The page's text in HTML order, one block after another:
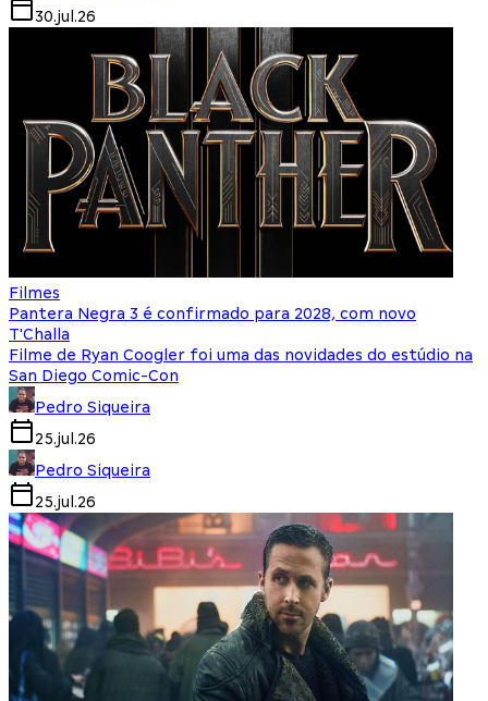
30.jul.26
Filmes
Pantera Negra 3 é confirmado para 2028, com novo
T'Challa
Filme de Ryan Coogler foi uma das novidades do estúdio na
San Diego Comic-Con
Pedro Siqueira
25.jul.26
Pedro Siqueira
25.jul.26